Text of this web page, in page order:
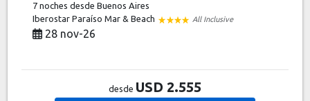
7 nochesdesde Buenos Aires
Iberostar Paraíso Mar & Beach
All Inclusive
28 nov-26
desde USD 2.555